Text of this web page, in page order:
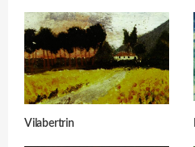
Vilabertrin